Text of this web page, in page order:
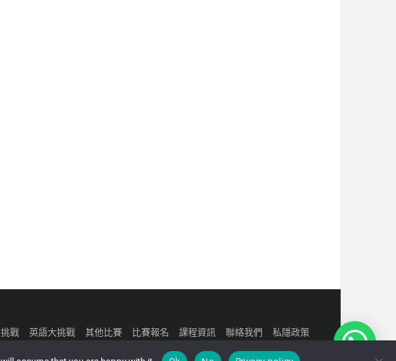
戰 英語大挑戰 其他比賽 比賽報名 課程資訊 聯絡我們 私隱政策